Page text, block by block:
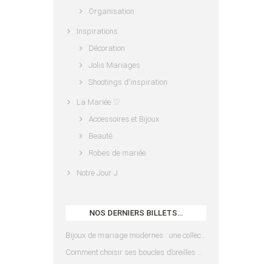
Organisation
Inspirations
Décoration
Jolis Mariages
Shootings d'inspiration
La Mariée ♡
Accessoires et Bijoux
Beauté
Robes de mariée
Notre Jour J
NOS DERNIERS BILLETS…
Bijoux de mariage modernes : une collection pensée pour les mariées d’aujourd’hui
Comment choisir ses boucles d’oreilles de mariée en fonction de sa coiffure ?